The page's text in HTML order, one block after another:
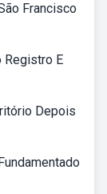
Francisco
Registro E
Depois